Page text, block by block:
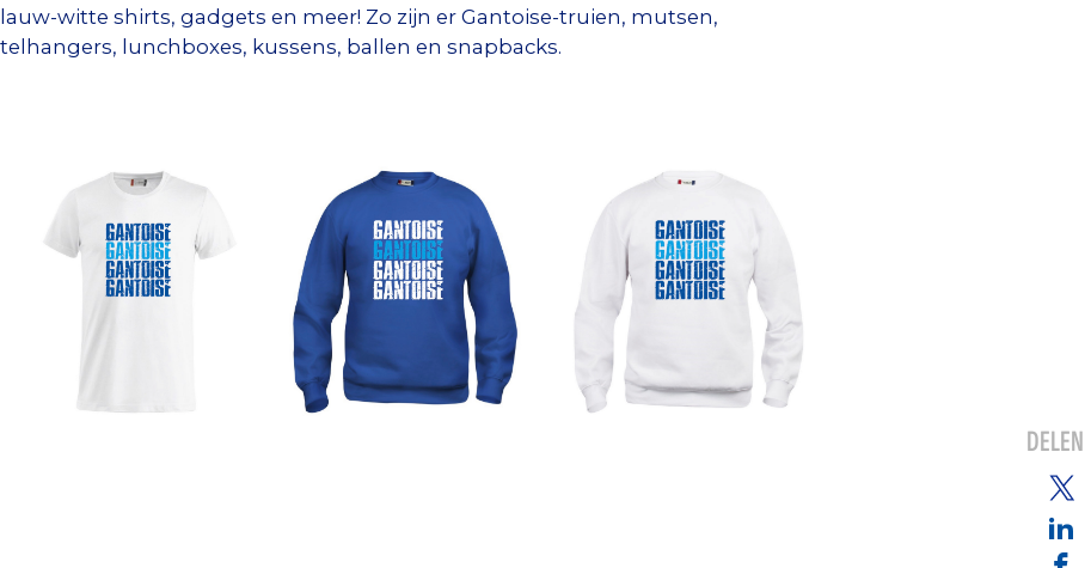
witte shirts, gadgets en meer! Zo zijn er Gantoise-truien, mutsen,
lunchboxes, kussens, ballen en snapbacks.
DELEN